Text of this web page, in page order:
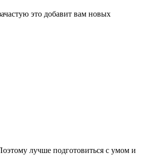
это добавит вам новых
лучше подготовиться с умом и